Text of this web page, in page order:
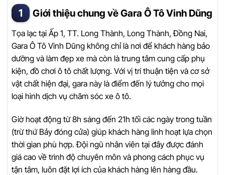
Giới thiệu chung về Gara Ô Tô Vinh Dũng
Tọa lạc tại Ấp 1, TT. Long Thành, Long Thành, Đồng Nai,
Gara Ô Tô Vinh Dũng không chỉ là nơi để khách hàng bảo
dưỡng và làm đẹp xe mà còn là trung tâm cung cấp phụ
kiện, đồ chơi ô tô chất lượng. Với vị trí thuận tiện và cơ sở
vật chất hiện đại, gara này là điểm đến lý tưởng cho mọi
loại hình dịch vụ chăm sóc xe ô tô.
Giờ hoạt động từ 8h sáng đến 21h tối các ngày trong tuần
(trừ thứ Bảy đóng cửa) giúp khách hàng linh hoạt lựa chọn
thời gian phù hợp. Đội ngũ nhân viên tại đây được đánh
giá cao về trình độ chuyên môn và phong cách phục vụ
tận tâm, luôn đặt lợi ích của khách hàng lên hàng đầu.